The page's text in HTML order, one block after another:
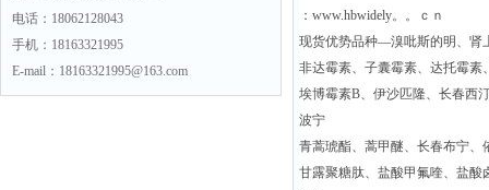
电话：18062128043
手机：18163321995
E-mail：18163321995@163.com
：www.hbwidely。。ｃｎ
现货优势品种—溴吡斯的明、肾
非达霉素、子囊霉素、达托霉素
埃博霉素B、伊沙匹隆、长春西
波宁
青蒿琥酯、蒿甲醚、长春布宁
甘露聚糖肽、盐酸甲氟喹、盐酸